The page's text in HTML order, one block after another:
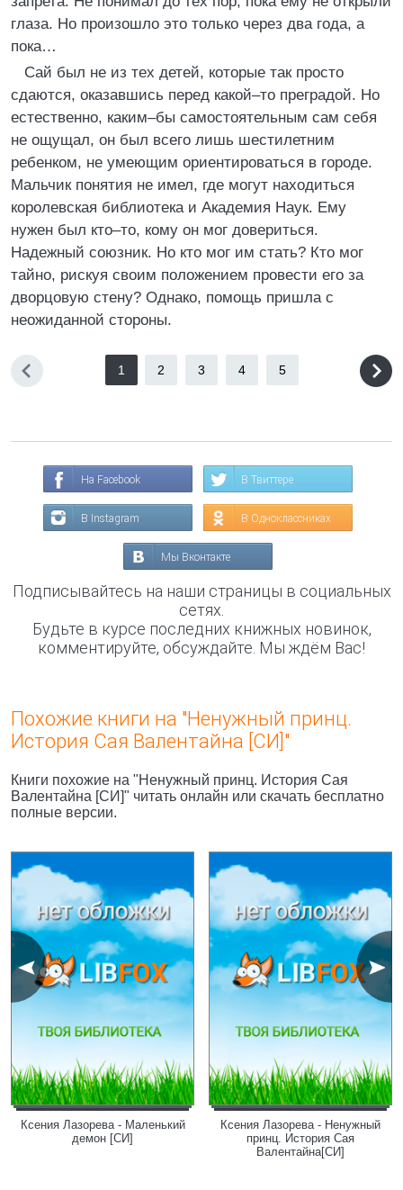
глаза. Но произошло это только через два года, а
пока…
Сай был не из тех детей, которые так просто
сдаются, оказавшись перед какой–то преградой. Но
естественно, каким–бы самостоятельным сам себя
не ощущал, он был всего лишь шестилетним
ребенком, не умеющим ориентироваться в городе.
Мальчик понятия не имел, где могут находиться
королевская библиотека и Академия Наук. Ему
нужен был кто–то, кому он мог довериться.
Надежный союзник. Но кто мог им стать? Кто мог
тайно, рискуя своим положением провести его за
дворцовую стену? Однако, помощь пришла с
неожиданной стороны.
1 2 3 4 5
На Facebook В Твиттере
В Instagram В Одноклассниках
Мы Вконтакте
Подписывайтесь на наши страницы в социальных
сетях.
Будьте в курсе последних книжных новинок,
комментируйте, обсуждайте. Мы ждём Вас!
Похожие книги на "Ненужный принц.
История Сая Валентайна [СИ]"
Книги похожие на "Ненужный принц. История Сая
Валентайна [СИ]" читать онлайн или скачать бесплатно
полные версии.
Ксения Лазорева - Маленький
демон [СИ]
Ксения Лазорева - Ненужный
принц. История Сая
Валентайна[СИ]